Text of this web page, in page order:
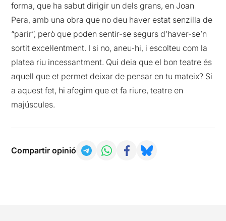
forma, que ha sabut dirigir un dels grans, en Joan
Pera, amb una obra que no deu haver estat senzilla de
“parir”, però que poden sentir-se segurs d’haver-se’n
sortit excel·lentment. I si no, aneu-hi, i escolteu com la
platea riu incessantment. Qui deia que el bon teatre és
aquell que et permet deixar de pensar en tu mateix? Si
a aquest fet, hi afegim que et fa riure, teatre en
majúscules.
Compartir opinió